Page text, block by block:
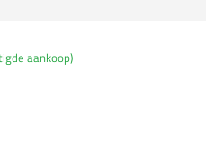
aankoop)